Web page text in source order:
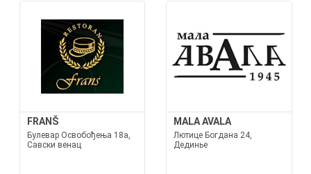
FRANŠ
Булевар Освобођења 18a,
Савски венац
MALA AVALA
Лютице Богдана 24,
Дединье